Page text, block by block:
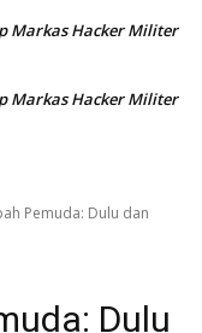
Markas Hacker Militer
Markas Hacker Militer